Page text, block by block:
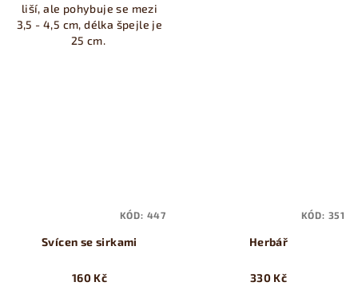
liší, ale pohybuje se mezi
3,5 - 4,5 cm, délka špejle je
25 cm.
Svícen se sirkami
160 Kč
KÓD: 447
Herbář
330 Kč
KÓD: 351